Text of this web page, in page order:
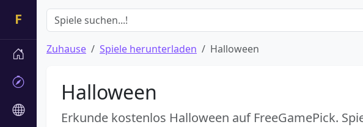
Zuhause Spiele herunterladen Halloween
Halloween
Erkunde kostenlos Halloween auf FreeGamePick.